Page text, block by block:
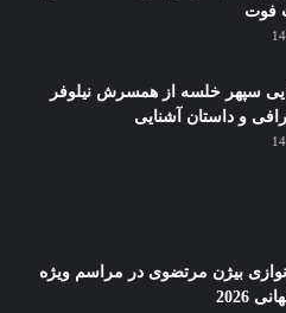
سپهر خلسه از همسرش نیلوفر
و داستان آشنایی
نوازی بیژن مرتضوی در مراسم ویژه
2026